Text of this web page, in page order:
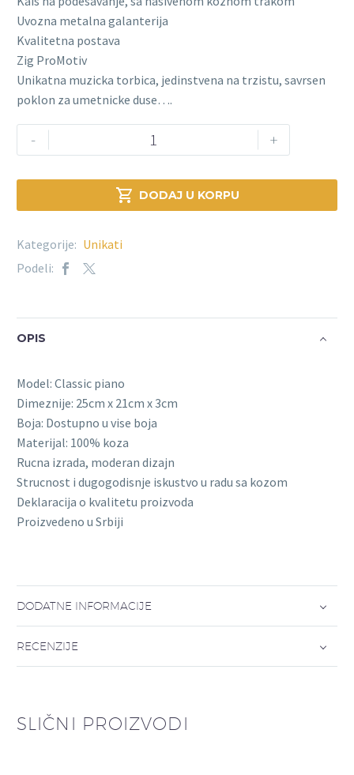
Uvozna metalna galanterija
Kvalitetna postava
Zig ProMotiv
Unikatna muzicka torbica, jedinstvena na trzistu, savrsen
poklon za umetnicke duse….
- +
 DODAJ U KORPU
Kategorije: Unikati
Podeli:
OPIS
Model: Classic piano
Dimeznije: 25cm x 21cm x 3cm
Boja: Dostupno u vise boja
Materijal: 100% koza
Rucna izrada, moderan dizajn
Strucnost i dugogodisnje iskustvo u radu sa kozom
Deklaracija o kvalitetu proizvoda
Proizvedeno u Srbiji
DODATNE INFORMACIJE
RECENZIJE
SLIČNI PROIZVODI